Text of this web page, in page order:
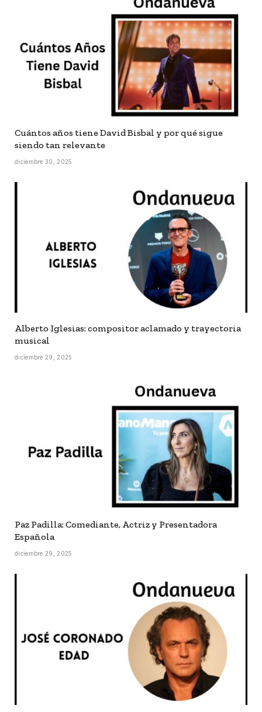
Cuántos años tiene David Bisbal y por qué sigue
siendo tan relevante
diciembre 30, 2025
Alberto Iglesias: compositor aclamado y trayectoria
musical
diciembre 29, 2025
Paz Padilla: Comediante, Actriz y Presentadora
Española
diciembre 29, 2025